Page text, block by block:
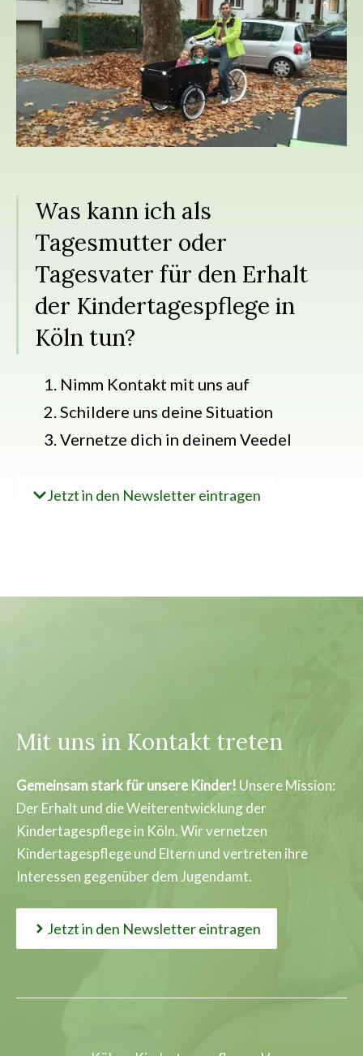
Was kann ich als
Tagesmutter oder
Tagesvater für den Erhalt
der Kindertagespflege in
Köln tun?
Nimm Kontakt mit uns auf
Schildere uns deine Situation
Vernetze dich in deinem Veedel
Jetzt in den Newsletter eintragen
Mit uns in Kontakt treten
Gemeinsam stark für unsere Kinder! Unsere Mission:
Der Erhalt und die Weiterentwicklung der
Kindertagespflege in Köln. Wir vernetzen
Kindertagespflege und Eltern und vertreten ihre
Interessen gegenüber dem Jugendamt.
Jetzt in den Newsletter eintragen